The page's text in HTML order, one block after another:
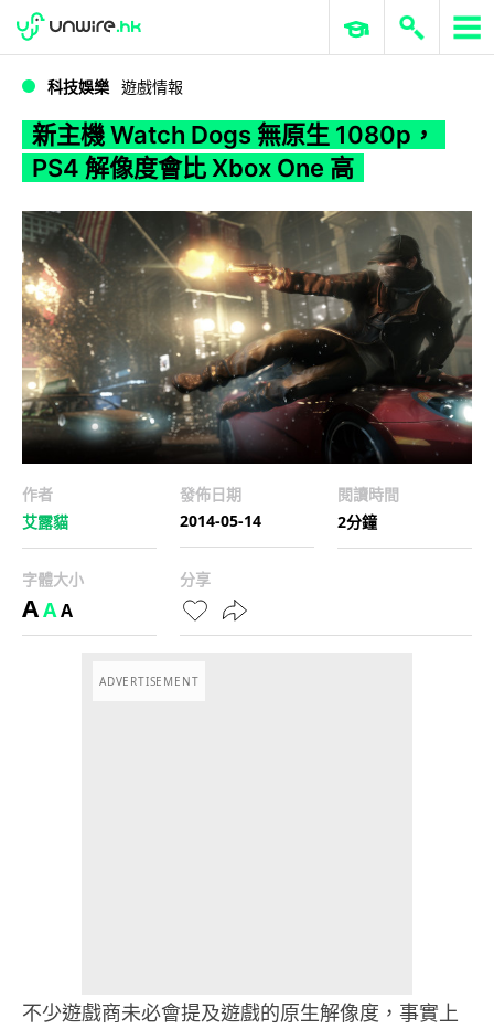
WWDC 2026 ERP 與商業 AI
科技娛樂 遊戲情報
新主機 Watch Dogs 無原生 1080p，
PS4 解像度會比 Xbox One 高
作者
艾露貓
發佈日期
2014-05-14
閱讀時間
2分鐘
字體大小
AAA
分享
ADVERTISEMENT
不少遊戲商未必會提及遊戲的原生解像度，事實上